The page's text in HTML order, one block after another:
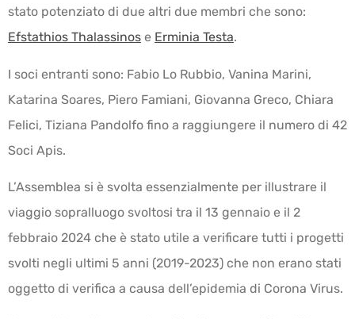
stato potenziato di due altri due membri che sono:
Efstathios Thalassinos e Erminia Testa.
I soci entranti sono: Fabio Lo Rubbio, Vanina Marini,
Katarina Soares, Piero Famiani, Giovanna Greco, Chiara
Felici, Tiziana Pandolfo fino a raggiungere il numero di 42
Soci Apis.
L’Assemblea si è svolta essenzialmente per illustrare il
viaggio sopralluogo svoltosi tra il 13 gennaio e il 2
febbraio 2024 che è stato utile a verificare tutti i progetti
svolti negli ultimi 5 anni (2019-2023) che non erano stati
oggetto di verifica a causa dell’epidemia di Corona Virus.